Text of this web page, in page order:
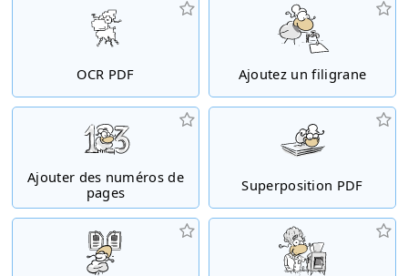
OCR PDF Ajoutez un filigrane
Ajouter des numéros de
pages
Superposition PDF